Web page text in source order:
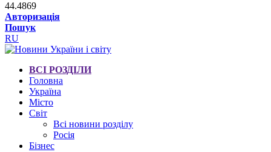
44.4869
Авторизація
Пошук
RU
ВСІ РОЗДІЛИ
Головна
Україна
Місто
Світ
Всі новини розділу
Росія
Бізнес